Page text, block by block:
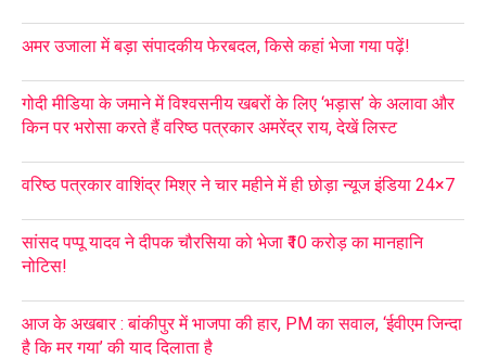
अमर उजाला में बड़ा संपादकीय फेरबदल, किसे कहां भेजा गया पढ़ें!
गोदी मीडिया के जमाने में विश्वसनीय खबरों के लिए ‘भड़ास’ के अलावा और
किन पर भरोसा करते हैं वरिष्ठ पत्रकार अमरेंद्र राय, देखें लिस्ट
वरिष्ठ पत्रकार वाशिंद्र मिश्र ने चार महीने में ही छोड़ा न्यूज इंडिया 24×7
सांसद पप्पू यादव ने दीपक चौरसिया को भेजा ₹10 करोड़ का मानहानि
नोटिस!
आज के अखबार : बांकीपुर में भाजपा की हार, PM का सवाल, ‘ईवीएम जिन्दा
है कि मर गया’ की याद दिलाता है